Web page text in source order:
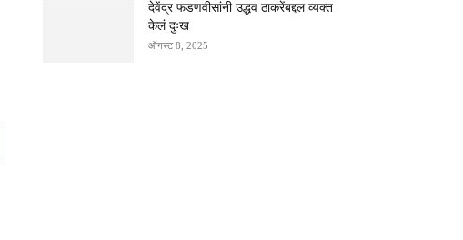
देवेंद्र फडणवीसांनी उद्धव ठाकरेंबद्दल व्यक्त
केलं दुःख
ऑगस्ट 8, 2025